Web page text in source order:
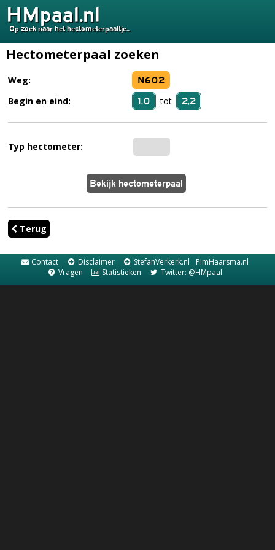
HMpaal.nl
Op zoek naar het hectometerpaaltje...
Hectometerpaal zoeken
Weg: N602
Begin en eind: 1,0 tot 2,2
Typ hectometer:
Terug
Contact Disclaimer StefanVerkerk.nl
PimHaarsma.nl
Vragen
Statistieken Twitter: @HMpaal